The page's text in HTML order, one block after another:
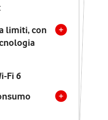
limiti, con
Fi 6
senza limiti, con
tecnologia
con Wi-Fi 7
illimitate verso
e mobili